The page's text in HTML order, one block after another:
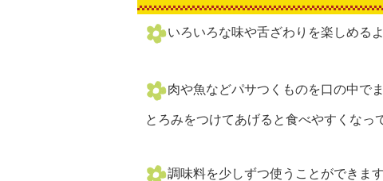
いろいろな味や舌ざわりを楽しめる
肉や魚などパサつくものを口の中で
とろみをつけてあげると食べやすくなっ
調味料を少しずつ使うことができま